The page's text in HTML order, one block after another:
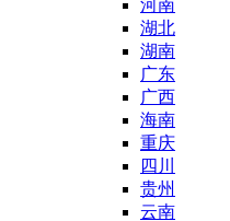
河南
湖北
湖南
广东
广西
海南
重庆
四川
贵州
云南